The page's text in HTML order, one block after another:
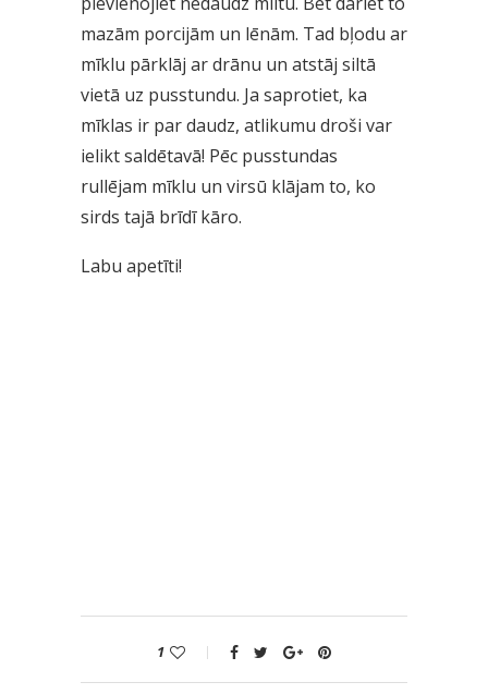
mazām porcijām un lēnām. Tad bļodu ar
mīklu pārklāj ar drānu un atstāj siltā
vietā uz pusstundu. Ja saprotiet, ka
mīklas ir par daudz, atlikumu droši var
ielikt saldētavā! Pēc pusstundas
rullējam mīklu un virsū klājam to, ko
sirds tajā brīdī kāro.
Labu apetīti!
1